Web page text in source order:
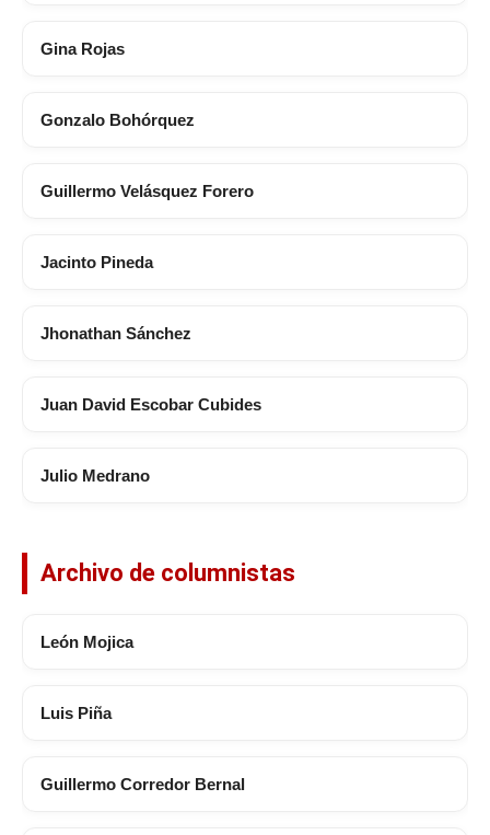
Gina Rojas
Gonzalo Bohórquez
Guillermo Velásquez Forero
Jacinto Pineda
Jhonathan Sánchez
Juan David Escobar Cubides
Julio Medrano
Archivo de columnistas
León Mojica
Luis Piña
Guillermo Corredor Bernal